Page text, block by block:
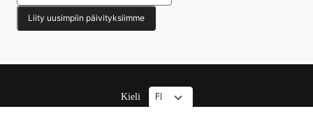
Liity uusimpiin päivityksiimme
Kieli